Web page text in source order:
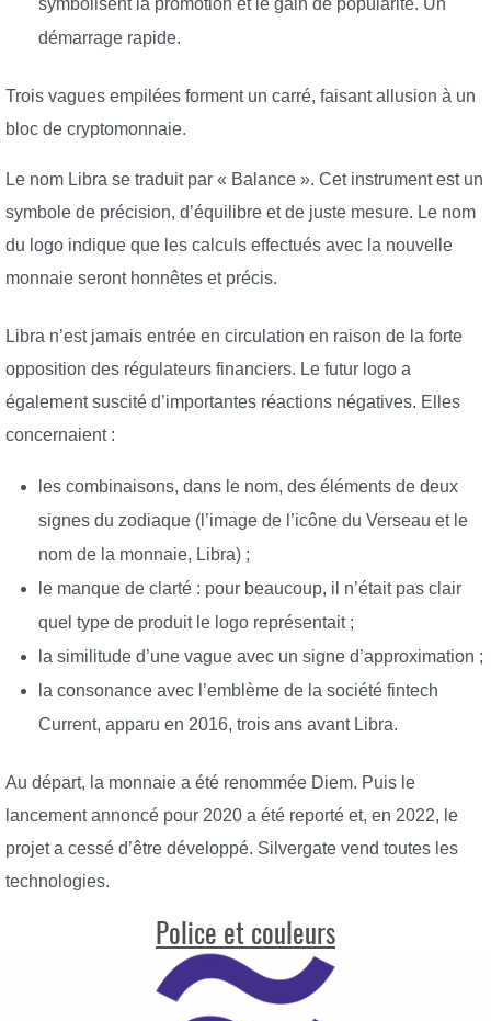
symbolisent la promotion et le gain de popularité. Un
démarrage rapide.
Trois vagues empilées forment un carré, faisant allusion à un
bloc de cryptomonnaie.
Le nom Libra se traduit par « Balance ». Cet instrument est un
symbole de précision, d’équilibre et de juste mesure. Le nom
du logo indique que les calculs effectués avec la nouvelle
monnaie seront honnêtes et précis.
Libra n’est jamais entrée en circulation en raison de la forte
opposition des régulateurs financiers. Le futur logo a
également suscité d’importantes réactions négatives. Elles
concernaient :
les combinaisons, dans le nom, des éléments de deux
signes du zodiaque (l’image de l’icône du Verseau et le
nom de la monnaie, Libra) ;
le manque de clarté : pour beaucoup, il n’était pas clair
quel type de produit le logo représentait ;
la similitude d’une vague avec un signe d’approximation ;
la consonance avec l’emblème de la société fintech
Current, apparu en 2016, trois ans avant Libra.
Au départ, la monnaie a été renommée Diem. Puis le
lancement annoncé pour 2020 a été reporté et, en 2022, le
projet a cessé d’être développé. Silvergate vend toutes les
technologies.
Police et couleurs